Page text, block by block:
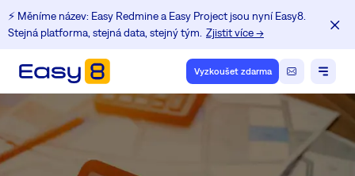
⚡️ Měníme název: Easy Redmine a Easy Project jsou nyní Easy8.
Stejná platforma, stejná data, stejný tým. Zjistit více →
Vyzkoušet zdarma